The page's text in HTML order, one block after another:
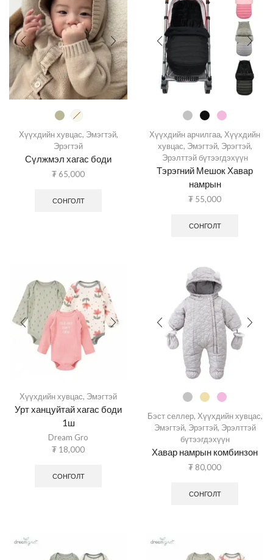
Хүүхдийн хувцас, Эмэгтэй,
Эрэгтэй
Сүлжмэл хагас боди
₮ 65,000
СОНГОЛТ
Хүүхдийн арчилгаа, Хүүхдийн
хувцас, Эмэгтэй, Эрэгтэй,
Эрэлттэй бүтээгдэхүүн
Тэрэгний Мешок Хавар
намрын
₮ 55,000
СОНГОЛТ
Хүүхдийн хувцас, Эмэгтэй
Урт ханцуйтай хагас боди
1ш
Dream Gro
₮ 18,000
СОНГОЛТ
Бэст селлер, Хүүхдийн хувцас,
Эмэгтэй, Эрэгтэй, Эрэлттэй
бүтээгдэхүүн
Хавар намрын комбинзон
₮ 80,000
СОНГОЛТ